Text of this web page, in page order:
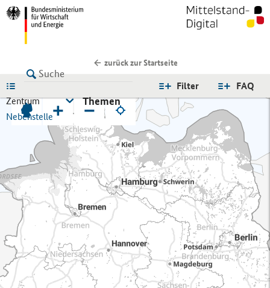
zurück zur Startseite
FAQ
Filter
Zentrum
Nebenstelle
Themen
+ −